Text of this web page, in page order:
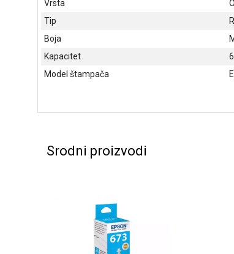
Vrsta
Tip
Boja
Kapacitet
Model štampača
Srodni proizvodi